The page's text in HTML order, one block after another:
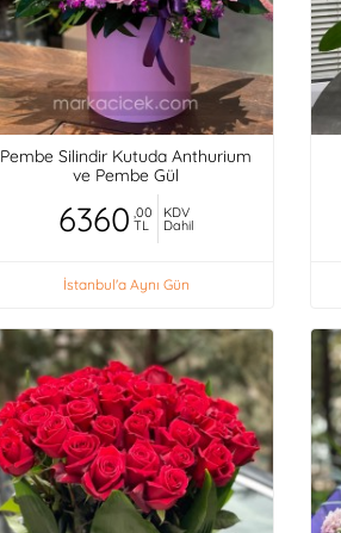
Pembe Silindir Kutuda Anthurium
ve Pembe Gül
6360 ,00
TL
KDV
Dahil
İstanbul'a Aynı Gün